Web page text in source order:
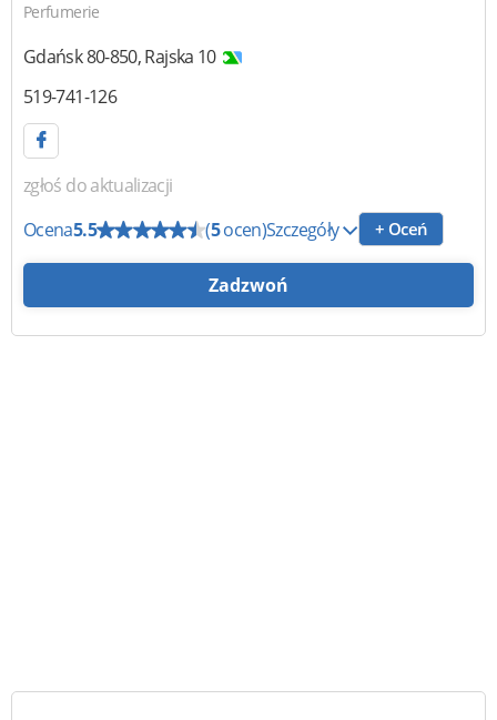
Perfumerie
Gdańsk80-850,Rajska 10
519-741-126
zgłoś do aktualizacji
Ocena5.5 (5ocen)Szczegóły + Oceń
Zadzwoń